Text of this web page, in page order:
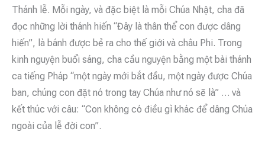
Thánh lễ. Mỗi ngày, và đặc biệt là mỗi Chúa Nhật, cha đã
đọc những lời thánh hiến “Đây là thân thể con được dâng
hiến”, là bánh được bẻ ra cho thế giới và châu Phi. Trong
kinh nguyện buổi sáng, cha cầu nguyện bằng một bài thánh
ca tiếng Pháp “một ngày mới bắt đầu, một ngày được Chúa
ban, chúng con đặt nó trong tay Chúa như nó sẽ là” … và
kết thúc với câu: “Con không có điều gì khác để dâng Chúa
ngoài của lễ đời con”.